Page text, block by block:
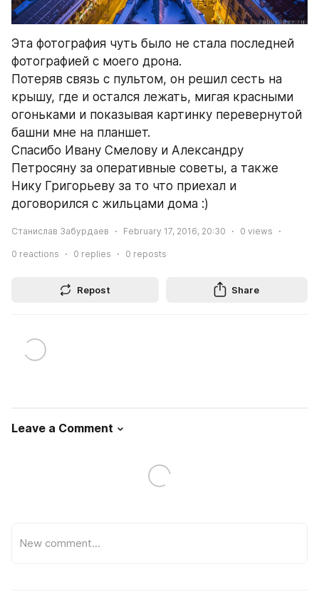
Эта фотография чуть было не стала последней
фотографией с моего дрона.
Потеряв связь с пультом, он решил сесть на
крышу, где и остался лежать, мигая красными
огоньками и показывая картинку перевернутой
башни мне на планшет.
Спасибо Ивану Смелову и Александру
Петросяну за оперативные советы, а также
Нику Григорьеву за то что приехал и
договорился с жильцами дома :)
Станислав Забурдаев February 17, 2016, 20:30 0 views
0 reactions 0 replies 0 reposts
Repost Share
Leave a Comment